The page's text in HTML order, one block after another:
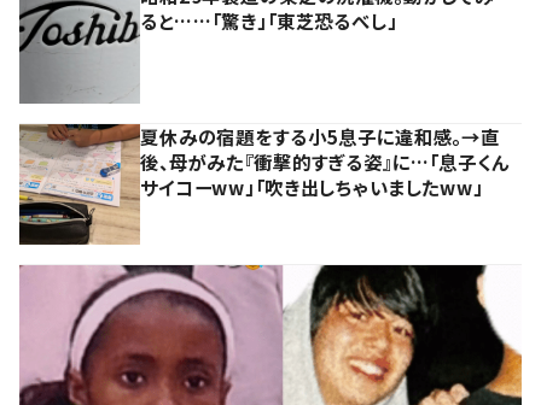
ると……「驚き」「東芝恐るべし」
夏休みの宿題をする小5息子に違和感。→直
後、母がみた『衝撃的すぎる姿』に…「息子くん
サイコーww」「吹き出しちゃいましたww」